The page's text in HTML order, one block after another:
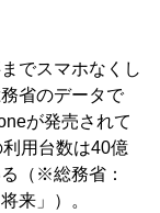
でスマホなくし
省のデータで
が発売されて
用台数は40億
（※総務省：
来」）。